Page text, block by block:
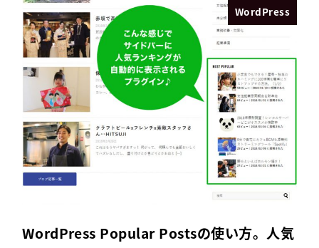
WordPress
WordPress Popular Postsの使い方。人気